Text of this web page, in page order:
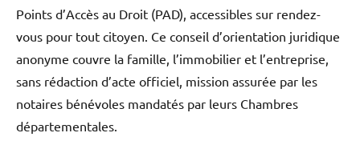
Points d’Accès au Droit (PAD), accessibles sur rendez-
vous pour tout citoyen. Ce conseil d’orientation juridique
anonyme couvre la famille, l’immobilier et l’entreprise,
sans rédaction d’acte officiel, mission assurée par les
notaires bénévoles mandatés par leurs Chambres
départementales.